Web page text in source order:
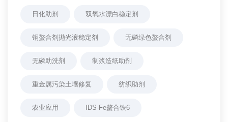
日化助剂 双氧水漂白稳定剂
铜螯合剂抛光液稳定剂 无磷绿色螯合剂
无磷助洗剂 制浆造纸助剂
重金属污染土壤修复 纺织助剂
农业应用 IDS-Fe螯合铁6